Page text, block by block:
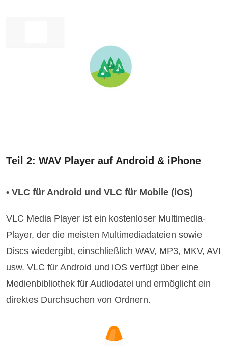
Teil 2: WAV Player auf Android & iPhone
• VLC für Android und VLC für Mobile (iOS)
VLC Media Player ist ein kostenloser Multimedia-
Player, der die meisten Multimediadateien sowie
Discs wiedergibt, einschließlich WAV, MP3, MKV, AVI
usw. VLC für Android und iOS verfügt über eine
Medienbibliothek für Audiodatei und ermöglicht ein
direktes Durchsuchen von Ordnern.